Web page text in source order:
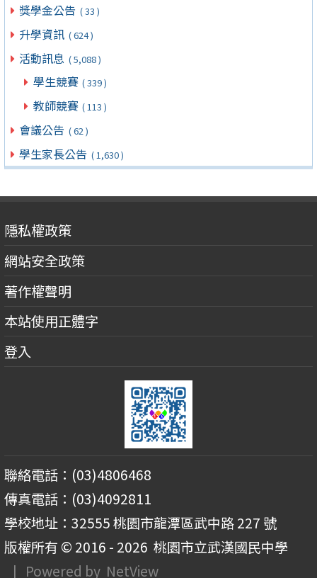
獎學金公告 ( 33 )
升學資訊 ( 624 )
活動訊息 ( 5,088 )
學生競賽 ( 339 )
教師競賽 ( 113 )
會議公告 ( 62 )
學生家長公告 ( 1,630 )
隱私權政策
網站安全政策
著作權聲明
本站使用正體字
登入
聯絡電話：(03)4806468
傳真電話：(03)4092811
學校地址：32555 桃園市龍潭區武中路 227 號
版權所有 © 2016 - 2026 桃園市立武漢國民中學
| Powered by NetView